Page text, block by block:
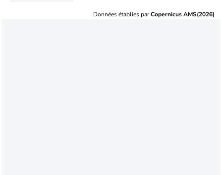
Données établies parCopernicus AMS(2026)